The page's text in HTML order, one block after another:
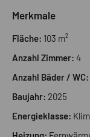
lichtdurchflutete
hochwertigen
Eleganz mit
an wohlfühlen, wird
Baustress können
genießen. Ein exklusiver Wellnessbereich mit privater Sauna
Merkmale
Fläche: 103 m²
Anzahl Zimmer: 4
Anzahl Bäder / WC:
Baujahr: 2025
Energieklasse: